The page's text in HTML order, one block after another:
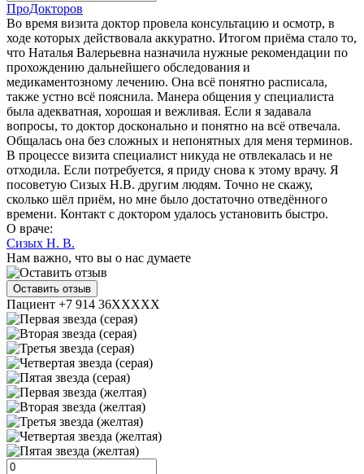
ПроДокторов
Во время визита доктор провела консультацию и осмотр, в
ходе которых действовала аккуратно. Итогом приёма стало то,
что Наталья Валерьевна назначила нужные рекомендации по
прохождению дальнейшего обследования и
медикаментозному лечению. Она всё понятно расписала,
также устно всё пояснила. Манера общения у специалиста
была адекватная, хорошая и вежливая. Если я задавала
вопросы, то доктор досконально и понятно на всё отвечала.
Общалась она без сложных и непонятных для меня терминов.
В процессе визита специалист никуда не отвлекалась и не
отходила. Если потребуется, я приду снова к этому врачу. Я
посоветую Сизых Н.В. другим людям. Точно не скажу,
сколько шёл приём, но мне было достаточно отведённого
времени. Контакт с доктором удалось установить быстро.
О враче:
Сизых Н. В.
Нам важно, что вы о нас думаете
Оставить отзыв
Пациент +7 914 36XXXXX